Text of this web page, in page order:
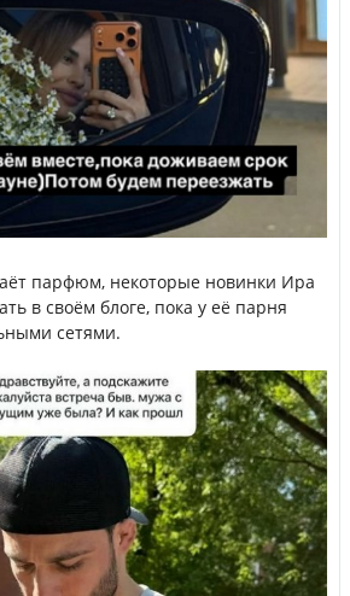
парфюм, некоторые новинки Ира
в своём блоге, пока у её парня
сетями.